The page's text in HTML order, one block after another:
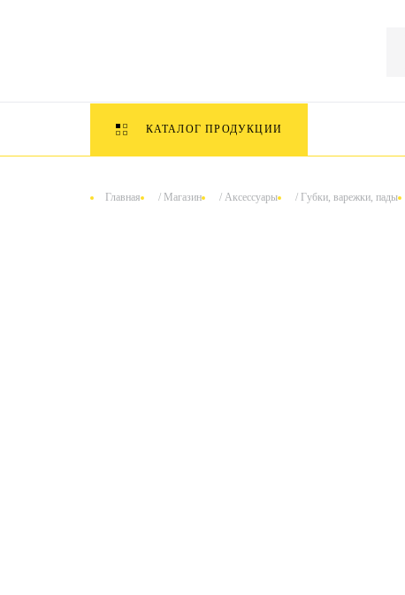
КАТАЛОГ ПРОДУКЦИИ
Главная / Магазин / Аксессуары / Губки, варежки, пады